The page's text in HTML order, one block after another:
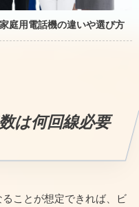
庭用電話機の違いや選び方
は何回線必要
ことが想定できれば、ビ